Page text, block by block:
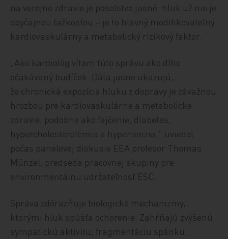
na verejné zdravie je posolstvo jasné: hluk už nie je
obyčajnou ťažkosťou – je to hlavný modifikovateľný
kardiovaskulárny a metabolický rizikový faktor.
„Ako kardiológ vítam túto správu ako dlho
očakávaný budíček. Dáta jasne ukazujú,
že chronická expozícia hluku z dopravy je závažnou
hrozbou pre kardiovaskulárne a metabolické
zdravie, podobne ako fajčenie, diabetes,
hypercholesterolémia a hypertenzia," uviedol
počas panelovej diskusie EEA profesor Thomas
Münzel, predseda pracovnej skupiny pre
environmentálnu udržateľnosť ESC.
Správa zdôrazňuje biologické mechanizmy,
ktorými hluk spúšťa ochorenie. Zahŕňajú zvýšenú
sympatickú aktivitu, fragmentáciu spánku,